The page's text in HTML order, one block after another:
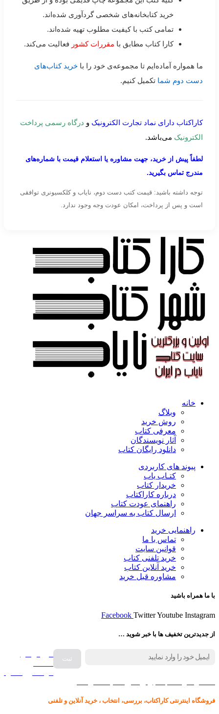
خرید کتابخانه‌های شخصی گردآوری شده‌اند.
تمامی کتب با کیفیت مطلوب تهیه شده‌اند.
کارا کتاب مطابق با مقررات کشور فعالیت می‌کند.
ما همواره آماده‌ایم تا مجموعه‌ی خود را با خرید کتاب‌های
دست دوم شما تکمیل کنیم.
کاراکتاب دارای نماد تجارت الکترونیک و درگاه رسمی پرداخت
الکترونیک می‌باشد.
لطفاً پیش از خرید، جهت مشاوره یا استعلام قیمت با شماره‌های
مندرج تماس بگیرید.
توجه داشته باشید: قیمت کتب دست دوم، نایاب و کلکسیونری توافقی
است و پس از پرداخت، امکان عودت وجه وجود ندارد.
خانه
وبلاگ
روش خرید
معرفی کتاب
آثار نویسندگان
دانلود رایگان کتاب
پیوند های کاربردی
کتـاب یاب
خریدار کتاب
درباره کاراکتاب
راهنمای عودت کتاب
ارسال کتاب به سراسر جهان
راهنمایی خرید
تماس با ما
قوانین سایت
خرید تلفنی کتاب
خرید آنلاین کتاب
مشاوره قبل خرید
با ما همراه باشید
Facebook TwitterYoutube Instagram
از جدیدترین تخفیف ها با خبر شوید …
فروش انواع
فروشگاه اینترنتی کاراکتاب، بررسی، انتخاب ، خرید آنلاین و تلفنی